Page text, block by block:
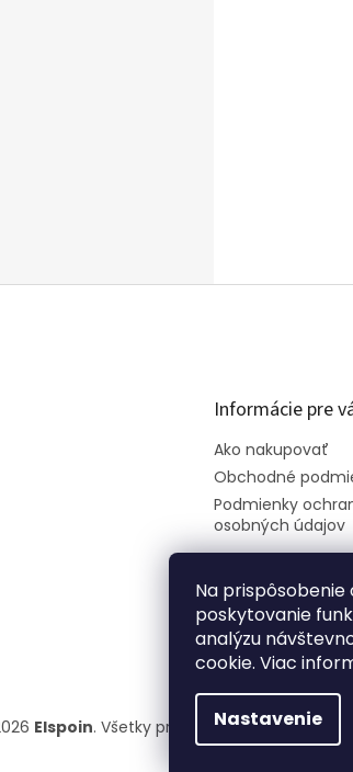
Na
poskytovanie
analýzu
cookie. Viac
Nastavenie
Informácie pre
Ako nakupovať
Obchodné
Podmienky
osobných údajov
Elspoin. Všetky práva vyhradené.Upraviť